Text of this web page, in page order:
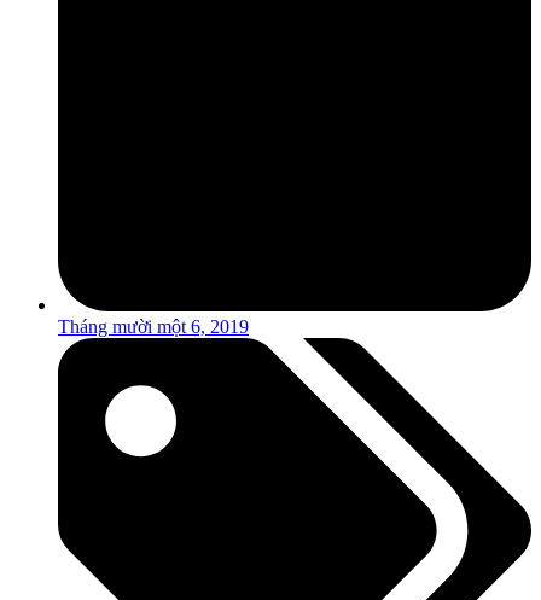
Tháng mười một 6, 2019